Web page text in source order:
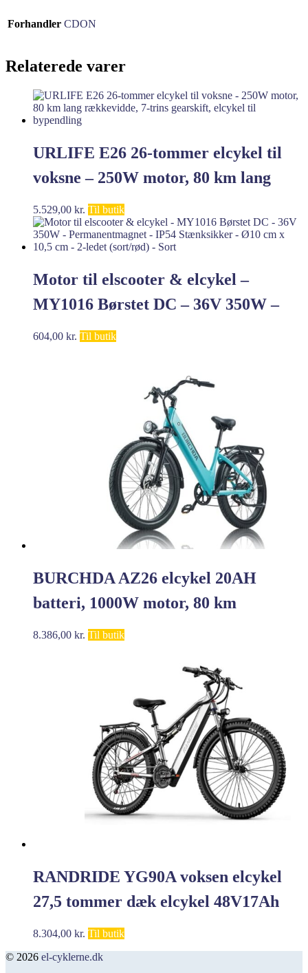
Forhandler CDON
Relaterede varer
URLIFE E26 26-tommer elcykel til
voksne – 250W motor, 80 km lang
rækkevidde, 7-trins gearskift, elcykel
til bypendling
5.529,00 kr. Til butik
Motor til elscooter & elcykel –
MY1016 Børstet DC – 36V 350W –
Permanentmagnet – IP54
ledet (sort/rød) – Sort
604,00 kr. Til butik
BURCHDA AZ26 elcykel 20AH
batteri, 1000W motor, 80 km
rækkevidde, 45 km/t hastighed,
8.386,00 kr. Til butik
RANDRIDE YG90A voksen elcykel
27,5 tommer dæk elcykel 48V17Ah
batterielektrisk cykel 1000W motor e
mountainbike
8.304,00 kr. Til butik
© 2026 el-cyklerne.dk